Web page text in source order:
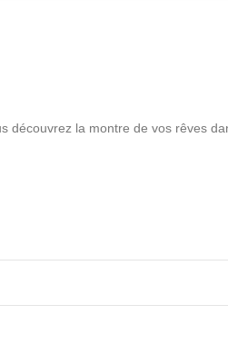
découvrez la montre de vos rêves